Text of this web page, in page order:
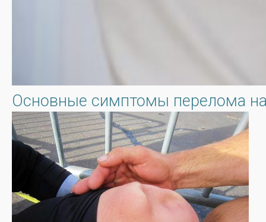
Основные симптомы перелома